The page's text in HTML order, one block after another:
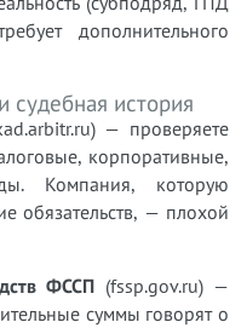
дополнительного
судебная история
— проверяете
корпоративные,
Компания, которую
обязательств, — плохой
ФССП (fssp.gov.ru) —
суммы говорят о